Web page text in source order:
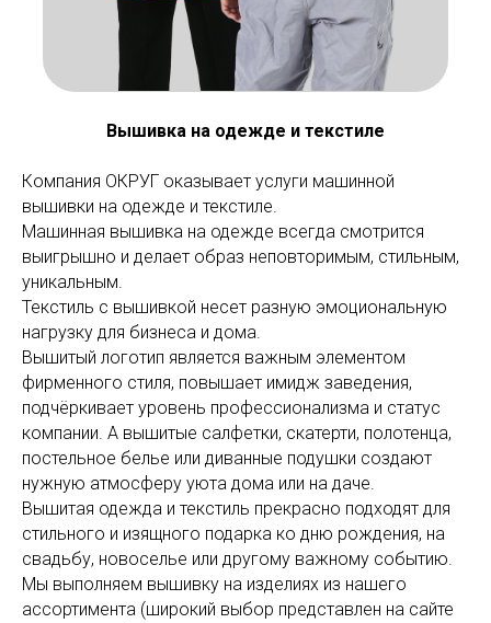
Вышивка на одежде и текстиле
Компания ОКРУГ оказывает услуги машинной
вышивки на одежде и текстиле.
Машинная вышивка на одежде всегда смотрится
выигрышно и делает образ неповторимым, стильным,
уникальным.
Текстиль с вышивкой несет разную эмоциональную
нагрузку для бизнеса и дома.
Вышитый логотип является важным элементом
фирменного стиля, повышает имидж заведения,
подчёркивает уровень профессионализма и статус
компании. А вышитые салфетки, скатерти, полотенца,
постельное белье или диванные подушки создают
нужную атмосферу уюта дома или на даче.
Вышитая одежда и текстиль прекрасно подходят для
стильного и изящного подарка ко дню рождения, на
свадьбу, новоселье или другому важному событию.
Мы выполняем вышивку на изделиях из нашего
ассортимента (широкий выбор представлен на сайте